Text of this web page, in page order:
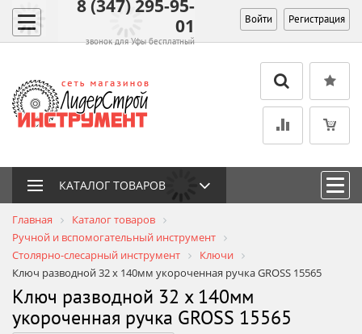
8 (347) 295-95-
01
звонок для Уфы бесплатный
Войти Регистрация
КАТАЛОГ ТОВАРОВ
Главная
Каталог товаров
Ручной и вспомогательный инструмент
Столярно-слесарный инструмент
Ключи
Ключ разводной 32 х 140мм укороченная ручка GROSS 15565
Ключ разводной 32 х 140мм
укороченная ручка GROSS 15565